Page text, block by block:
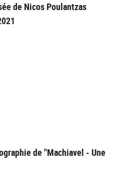
de Nicos Poulantzas
de "Machiavel - Une